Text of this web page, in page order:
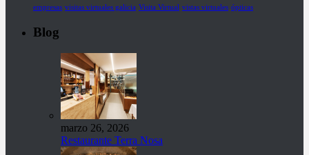
empresas visitas virtuales galicia Visita Virtual vistas virtuales ópticas
Blog
marzo 26, 2026
Restaurante Terra Nosa